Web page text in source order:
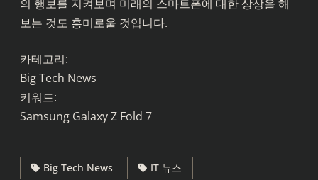
의 행보를 지켜보며 미래의 스마트폰에 대한 상상을 해
보는 것도 흥미로울 것입니다.
카테고리:
Big Tech News
키워드:
Samsung Galaxy Z Fold 7
Big Tech News IT 뉴스